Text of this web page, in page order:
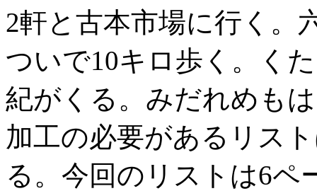
2軒と古本市場に行く。
ついで10キロ歩く。く
紀がくる。みだれめも
加工の必要があるリス
る。今回のリストは6ペ